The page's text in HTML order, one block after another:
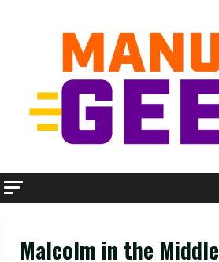
Malcolm in the Middle